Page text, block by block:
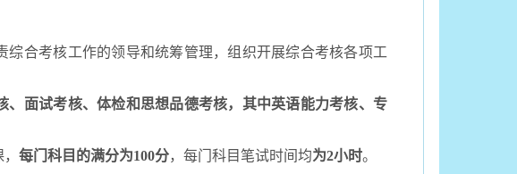
综合考核工作的领导和统筹管理，组织开展综合考核各项工
、面试考核、体检和思想品德考核，其中英语能力考核、专
每门科目的满分为100分，每门科目笔试时间均为2小时。